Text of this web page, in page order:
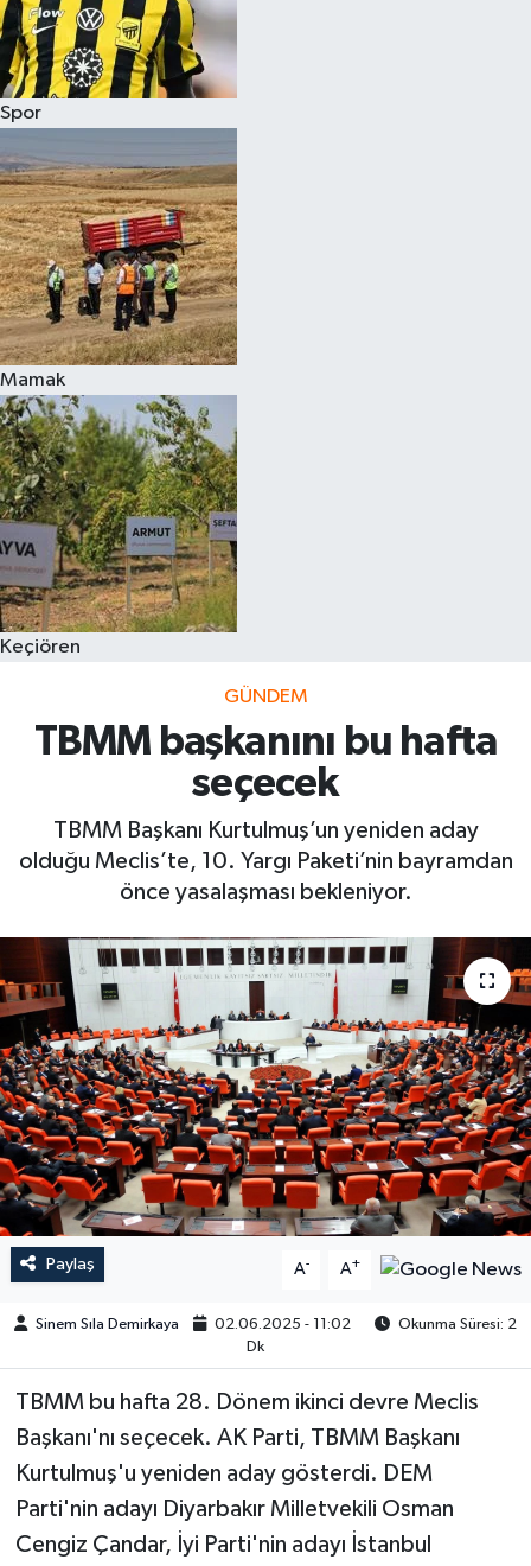
Spor
Mamak
Keçiören
GÜNDEM
TBMM başkanını bu hafta
seçecek
TBMM Başkanı Kurtulmuş’un yeniden aday
olduğu Meclis’te, 10. Yargı Paketi’nin bayramdan
önce yasalaşması bekleniyor.
Paylaş A- A+
Sinem Sıla Demirkaya 02.06.2025 - 11:02
Okunma Süresi: 2
Dk
TBMM bu hafta 28. Dönem ikinci devre Meclis
Başkanı'nı seçecek. AK Parti, TBMM Başkanı
Kurtulmuş'u yeniden aday gösterdi. DEM
Parti'nin adayı Diyarbakır Milletvekili Osman
Cengiz Çandar, İyi Parti'nin adayı İstanbul